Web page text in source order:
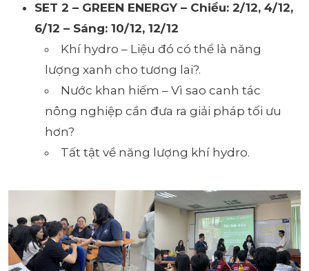
SET 2 – GREEN ENERGY – Chiều: 2/12, 4/12,
6/12 – Sáng: 10/12, 12/12
Khí hydro – Liệu đó có thể là năng
lượng xanh cho tương lai?.
Nước khan hiếm – Vì sao canh tác
nông nghiệp cần đưa ra giải pháp tối ưu
hơn?
Tất tật về năng lượng khí hydro.